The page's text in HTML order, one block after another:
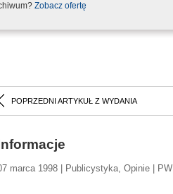
Zobacz ofertę
POPRZEDNI ARTYKUŁ Z WYDANIA
marca 1998 | Publicystyka, Opinie | PW